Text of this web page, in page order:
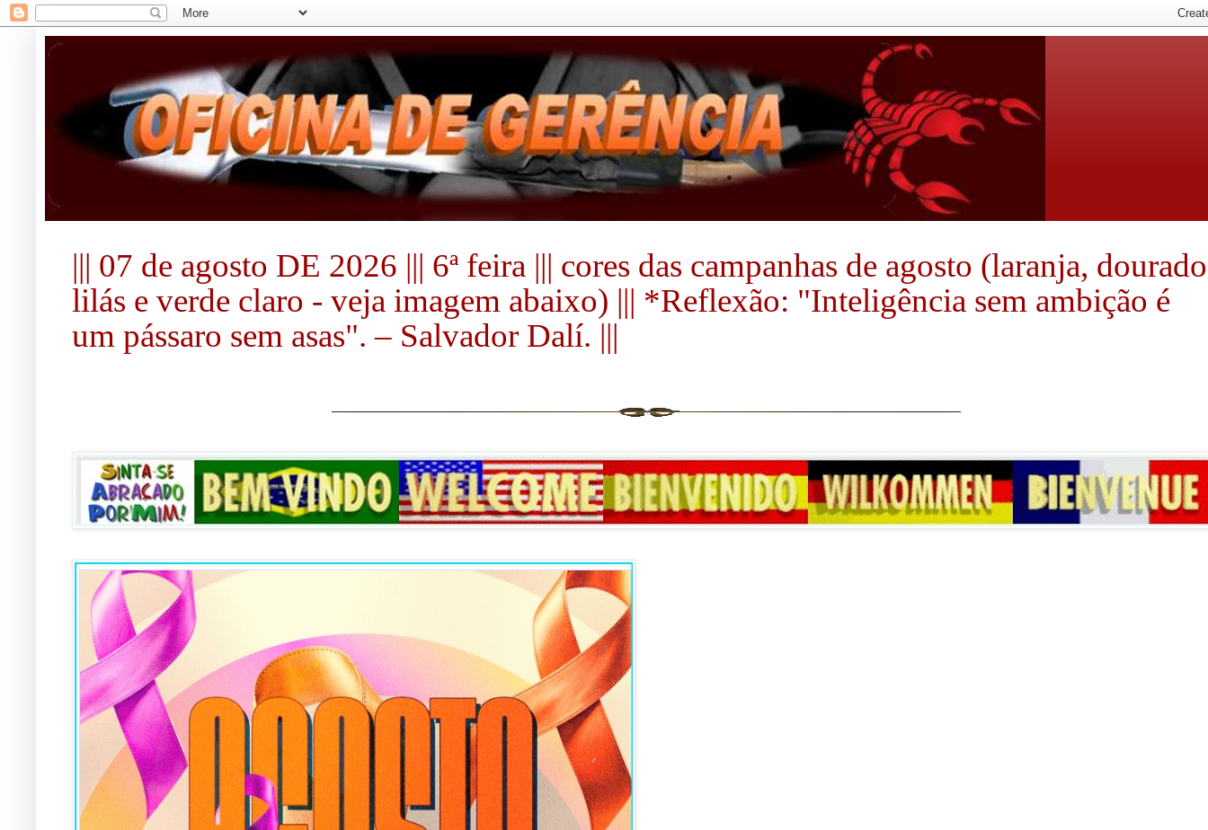
||| 07 de agosto DE 2026 ||| 6ª feira ||| cores das campanhas de agosto (laranja,
lilás e verde claro - veja imagem abaixo) ||| *Reflexão: "Inteligência sem ambição é
um pássaro sem asas". – Salvador Dalí. |||